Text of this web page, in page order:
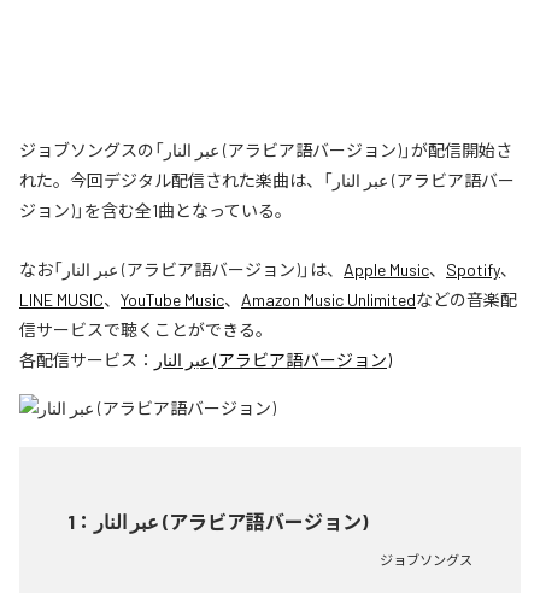
ジョブソングスの「عبر النار (アラビア語バージョン)」が配信開始さ
れた。今回デジタル配信された楽曲は、「عبر النار (アラビア語バー
ジョン)」を含む全1曲となっている。
なお「 عبر النار (アラビア語バージョン)」は、 Apple Music、 Spotify、
LINE MUSIC、 YouTube Music、 Amazon Music Unlimitedなどの音楽配
信サービスで聴くことができる。
各配信サービス：
عبر النار (アラビア語バージョン)
1 ： عبر النار (アラビア語バージョン)
ジョブソングス